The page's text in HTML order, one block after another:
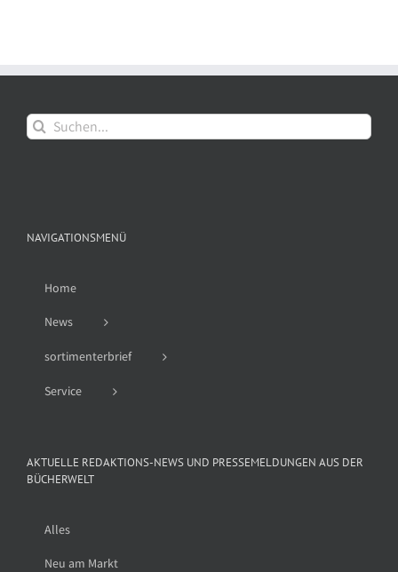
Suche
nach:
NAVIGATIONSMENÜ
Home
News
sortimenterbrief
Service
AKTUELLE REDAKTIONS-NEWS UND PRESSEMELDUNGEN AUS DER
BÜCHERWELT
Alles
Neu am Markt